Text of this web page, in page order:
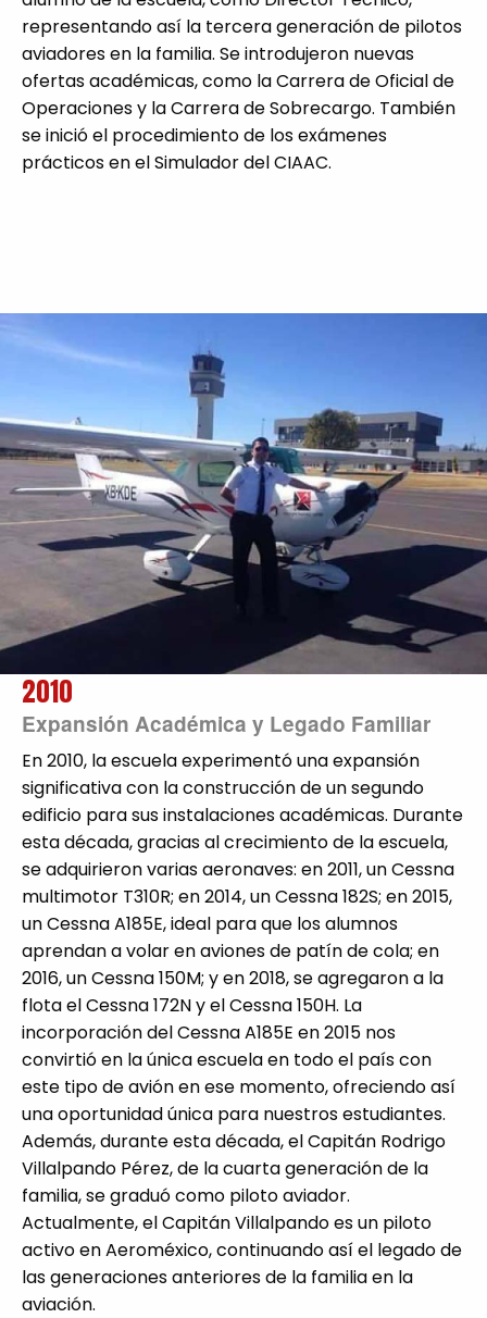
representando así la tercera generación de pilotos
aviadores en la familia. Se introdujeron nuevas
ofertas académicas, como la Carrera de Oficial de
Operaciones y la Carrera de Sobrecargo. También
se inició el procedimiento de los exámenes
prácticos en el Simulador del CIAAC.
2010
Expansión Académica y Legado Familiar
En 2010, la escuela experimentó una expansión
significativa con la construcción de un segundo
edificio para sus instalaciones académicas. Durante
esta década, gracias al crecimiento de la escuela,
se adquirieron varias aeronaves: en 2011, un Cessna
multimotor T310R; en 2014, un Cessna 182S; en 2015,
un Cessna A185E, ideal para que los alumnos
aprendan a volar en aviones de patín de cola; en
2016, un Cessna 150M; y en 2018, se agregaron a la
flota el Cessna 172N y el Cessna 150H. La
incorporación del Cessna A185E en 2015 nos
convirtió en la única escuela en todo el país con
este tipo de avión en ese momento, ofreciendo así
una oportunidad única para nuestros estudiantes.
Además, durante esta década, el Capitán Rodrigo
Villalpando Pérez, de la cuarta generación de la
familia, se graduó como piloto aviador.
Actualmente, el Capitán Villalpando es un piloto
activo en Aeroméxico, continuando así el legado de
las generaciones anteriores de la familia en la
aviación.